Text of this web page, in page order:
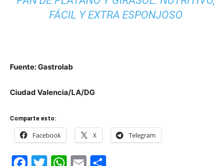
FÁCIL Y EXTRA ESPONJOSO
Fuente: Gastrolab
Ciudad Valencia/LA/DG
Comparte esto:
Facebook X Telegram